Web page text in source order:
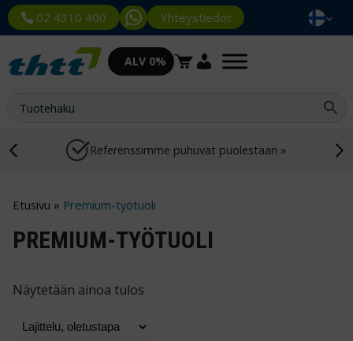
02 4310 400 Yhteystiedot
ALV 0%
Referenssimme puhuvat puolestaan »
Etusivu » Premium-työtuoli
PREMIUM-TYÖTUOLI
Näytetään ainoa tulos